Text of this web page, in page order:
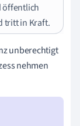
öffentlich
tritt in Kraft.
unberechtigt
nehmen